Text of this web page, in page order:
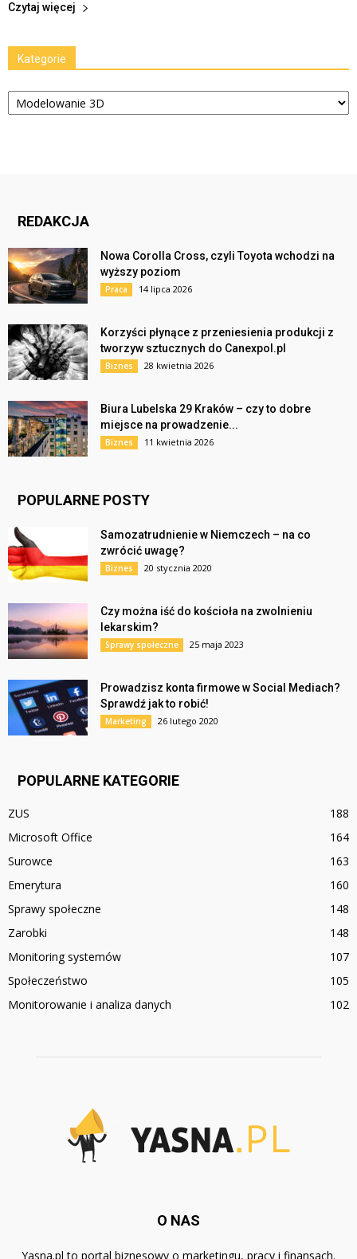
Czytaj więcej
Kategorie
Kategorie
REDAKCJA
Nowa Corolla Cross, czyli Toyota wchodzi na
wyższy poziom
Praca 14 lipca 2026
Korzyści płynące z przeniesienia produkcji z
tworzyw sztucznych do Canexpol.pl
Biznes 28 kwietnia 2026
Biura Lubelska 29 Kraków – czy to dobre
miejsce na prowadzenie...
Biznes 11 kwietnia 2026
POPULARNE POSTY
Samozatrudnienie w Niemczech – na co
zwrócić uwagę?
Biznes 20 stycznia 2020
Czy można iść do kościoła na zwolnieniu
lekarskim?
Sprawy społeczne 25 maja 2023
Prowadzisz konta firmowe w Social Mediach?
Sprawdź jak to robić!
Marketing 26 lutego 2020
POPULARNE KATEGORIE
ZUS
188
Microsoft Office
164
Surowce
163
Emerytura
160
Sprawy społeczne
148
Zarobki
148
Monitoring systemów
107
Społeczeństwo
105
Monitorowanie i analiza danych
102
O NAS
Yasna.pl to portal biznesowy o marketingu, pracy i finansach.